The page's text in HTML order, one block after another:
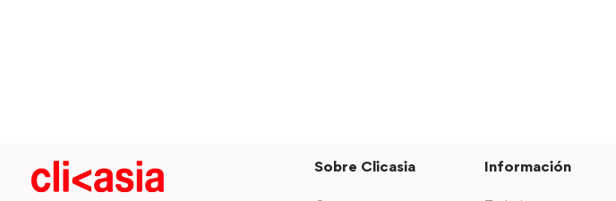
Sobre Clicasia Información